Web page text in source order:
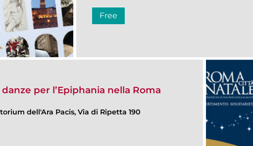
Free
per l’Epiphania nella Roma
dell'Ara Pacis, Via di Ripetta 190